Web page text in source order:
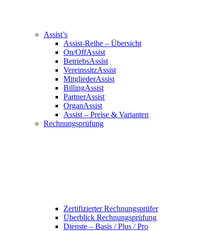
Assist’s
Assist-Reihe – Übersicht
On/OffAssist
BetriebsAssist
VereinssitzAssist
MitgliederAssist
BillingAssist
PartnerAssist
OrganAssist
Assist – Preise & Varianten
Rechnungsprüfung
Zertifizierter Rechnungsprüfer
Überblick Rechnungsprüfung
Dienste – Basis / Plus / Pro